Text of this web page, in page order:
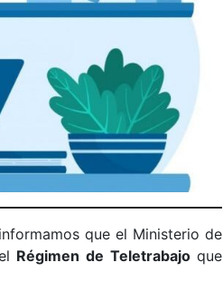
que el Ministerio de
Régimen de Teletrabajo que